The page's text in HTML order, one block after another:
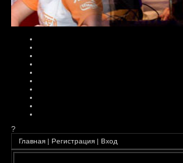
?
Главная | Регистрация | Вход